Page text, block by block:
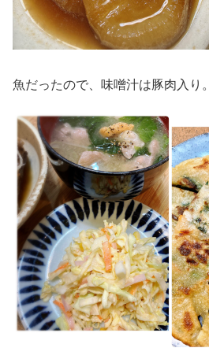
魚だったので、味噌汁は豚肉入り。